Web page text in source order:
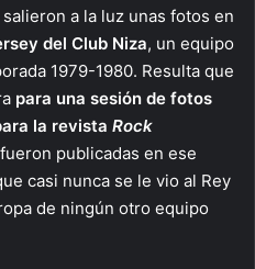
a la luz unas fotos en
del Club Niza, un equipo
1979-1980. Resulta que
para una sesión de fotos
la revista Rock
publicadas en ese
casi nunca se le vio al Rey
de ningún otro equipo